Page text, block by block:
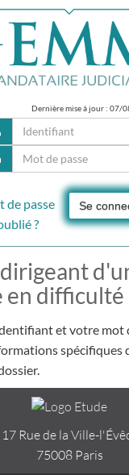
Dernière mise à jour : 07/
Se
de passe
?
en difficulté
et votre mot
spécifiques
17 Rue de la Ville-
75008 Paris